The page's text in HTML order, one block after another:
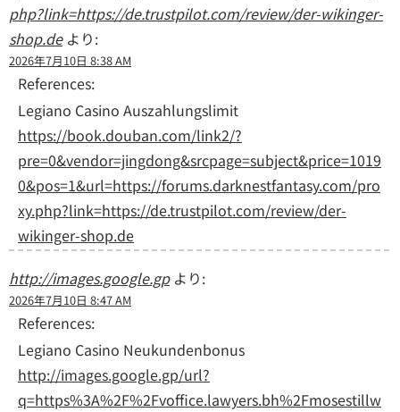
php?link=https://de.trustpilot.com/review/der-wikinger-
shop.de より:
2026年7月10日 8:38 AM
References:
Legiano Casino Auszahlungslimit
https://book.douban.com/link2/?
pre=0&vendor=jingdong&srcpage=subject&price=1019
0&pos=1&url=https://forums.darknestfantasy.com/pro
xy.php?link=https://de.trustpilot.com/review/der-
wikinger-shop.de
http://images.google.gp より:
2026年7月10日 8:47 AM
References:
Legiano Casino Neukundenbonus
http://images.google.gp/url?
q=https%3A%2F%2Fvoffice.lawyers.bh%2Fmosestillw